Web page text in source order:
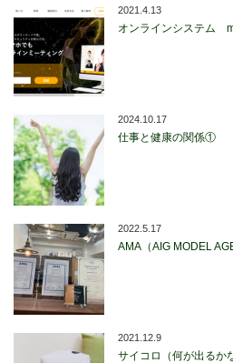
2021.4.13
オンラインシステム
2024.10.17
仕事と健康の関係①
2022.5.17
AMA（AIG MODEL
2021.12.9
サイコロ（何が出るか